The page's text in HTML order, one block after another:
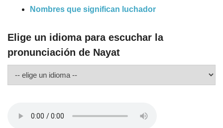
Nombres que significan luchador
Elige un idioma para escuchar la
pronunciación de Nayat